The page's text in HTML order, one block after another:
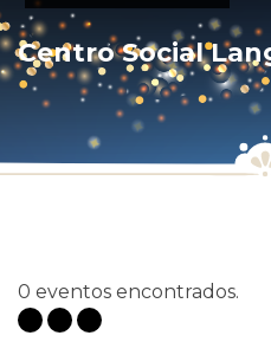
Centro Social
0 eventos encontrados.